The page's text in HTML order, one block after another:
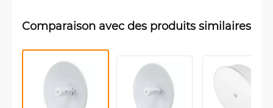
Comparaison avec des produits similaires